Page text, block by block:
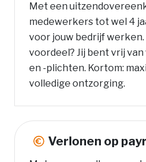
Met een
medewerkers tot wel 4
voor jouw bedrijf
voordeel? Jij bent vrij
en -plichten. Kortom:
volledige ontzorging.
Verlonen op